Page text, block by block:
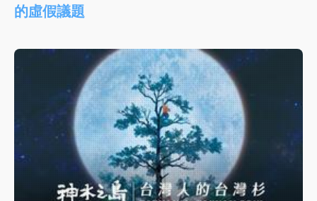
的虛假議題